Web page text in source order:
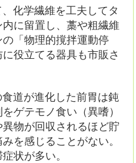
化学繊維を工夫してタ
に留置し、藁や粗繊維
「物理的撹拌運動停
役立てる器具も市販さ
道が進化した前胃は鈍
ゲテモノ食い（異嗜）
物が回収されるほど貯
を感じることがない。
状が多い。